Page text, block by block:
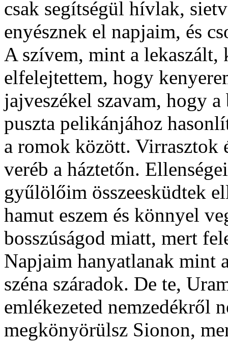
csak segítségül hívlak,
enyésznek el napjaim, és
A szívem, mint a lekaszált,
elfelejtettem, hogy
jajveszékel szavam, hogy
puszta pelikánjához
a romok között. Virrasztok
veréb a háztetőn.
gyűlölőim összeesküdtek
hamut eszem és könnyel
bosszúságod miatt, mert
Napjaim hanyatlanak mint
széna száradok. De te,
emlékezeted nemzedékről
megkönyörülsz Sionon,